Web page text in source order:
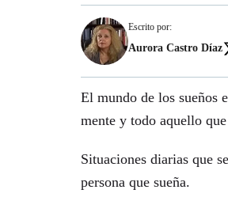
Escrito por:
Aurora Castro Díaz
El mundo de los sueños
mente y todo aquello
Situaciones diarias que
persona que sueña.